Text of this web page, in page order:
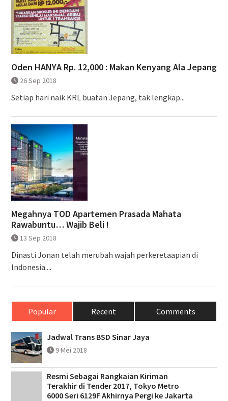
Oden HANYA Rp. 12,000 : Makan Kenyang Ala Jepang
26 Sep 2018
Setiap hari naik KRL buatan Jepang, tak lengkap...
Megahnya TOD Apartemen Prasada Mahata
Rawabuntu… Wajib Beli !
13 Sep 2018
Dinasti Jonan telah merubah wajah perkeretaapian di
Indonesia....
Popular Recent Comments
Jadwal Trans BSD Sinar Jaya
9 Mei 2018
Resmi Sebagai Rangkaian Kiriman
Terakhir di Tender 2017, Tokyo Metro
6000 Seri 6129F Akhirnya Pergi ke Jakarta